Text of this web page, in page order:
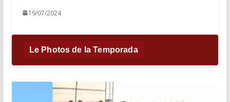
19/07/2024
Le Photos de la Temporada